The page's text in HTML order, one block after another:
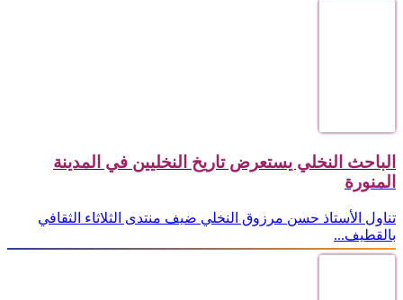
الباحث النخلي يستعرض تاريخ النخليين في المدينة
المنورة
تناول الأستاذ حسن مرزوق النخلي ضيف منتدى الثلاثاء الثقافي
بالقطيف...